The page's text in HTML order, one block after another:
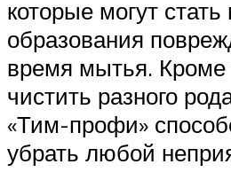
которые могут
образования
время мытья. Кроме
чистить разного
«Тим-профи»
убрать любой